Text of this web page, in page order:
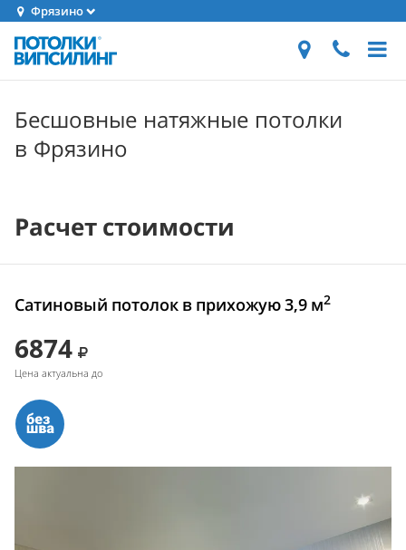
Фрязино
Бесшовные натяжные потолки
в Фрязино
Расчет стоимости
Сатиновый потолок в прихожую 3,9 м2
6874
Цена актуальна до